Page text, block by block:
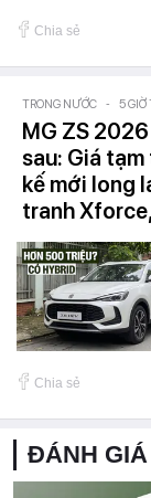
Chia sẻ
TRONG NƯỚC - 5 GIỜ
MG ZS
sau: Giá
kế mới long
tranh
Chia sẻ
ĐÁNH GIÁ